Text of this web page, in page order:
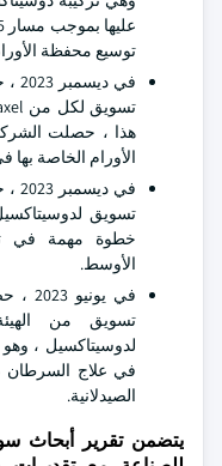
توسيع محفظة
الأورام الخاصة بها في 66
تسويق
خطوة مهمة في
الأوسط.
لدوسيتاكسيل ، وهو
في علاج السرطان
الصيدلانية.